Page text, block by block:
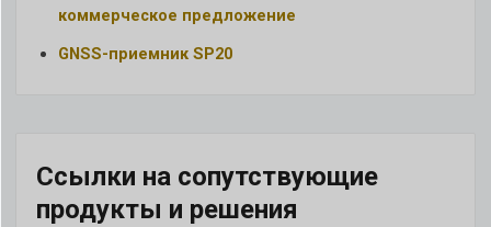
коммерческое предложение
GNSS-приемник SP20
Ссылки на сопутствующие
продукты и решения